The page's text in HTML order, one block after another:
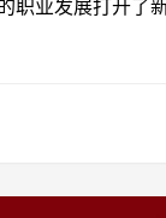
职业发展打开了